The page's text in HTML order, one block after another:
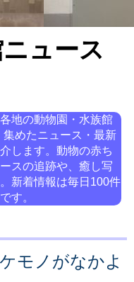
ュース
地の動物園・水族館
めたニュース・最新
します。動物の赤ち
スの追跡や、癒し写
新着情報は毎日100件
す。
モノがなかよ